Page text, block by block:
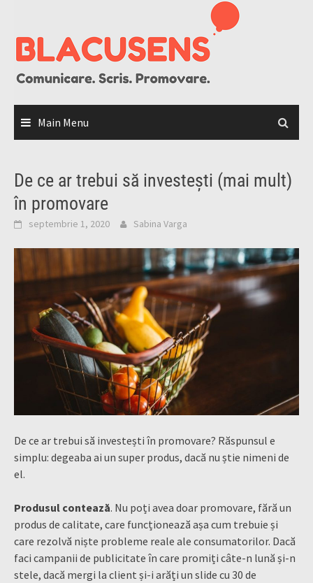
content
Main Menu
De ce ar trebui să investești (mai mult)
în promovare
septembrie 1, 2020 Sabina Varga
De ce ar trebui să investești în promovare? Răspunsul e
simplu: degeaba ai un super produs, dacă nu știe nimeni de
el.
Produsul contează. Nu poți avea doar promovare, fără un
produs de calitate, care funcționează așa cum trebuie și
care rezolvă niște probleme reale ale consumatorilor. Dacă
faci campanii de publicitate în care promiți câte-n lună și-n
stele, dacă mergi la client și-i arăți un slide cu 30 de